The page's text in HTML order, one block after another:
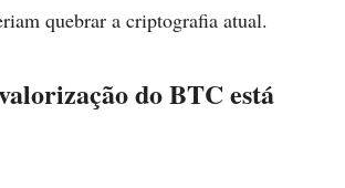
quebrar a criptografia atual.
do BTC está